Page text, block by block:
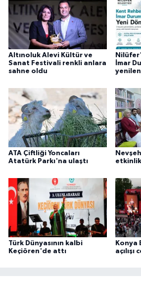
Altınoluk Alevi Kültür ve
Sanat Festivali renkli anlara
sahne oldu
İmar
ATA Çiftliği Yoncaları
Atatürk Parkı'na ulaştı
Türk Dünyasının kalbi
Keçiören'de attı
Konya